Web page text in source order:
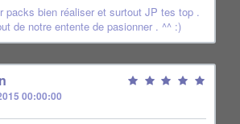
packs bien réaliser et surtout JP tes top .
de notre entente de pasionner . ^^ :)
00:00:00